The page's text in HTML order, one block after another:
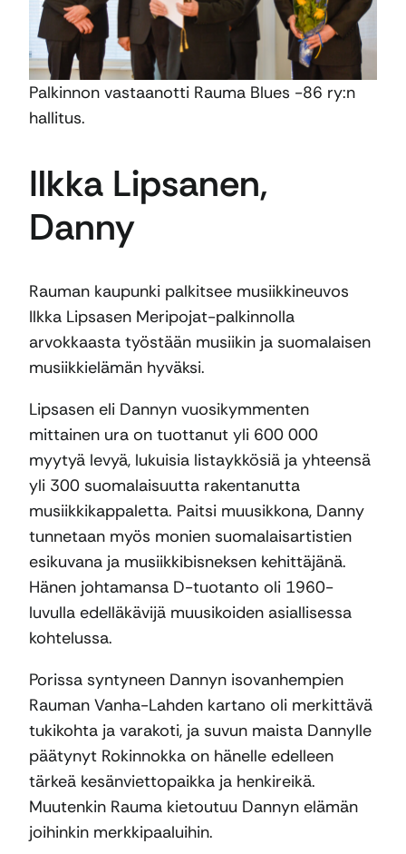
Palkinnon vastaanotti Rauma Blues -86 ry:n
hallitus.
Ilkka Lipsanen,
Danny
Rauman kaupunki palkitsee musiikkineuvos
Ilkka Lipsasen Meripojat-palkinnolla
arvokkaasta työstään musiikin ja suomalaisen
musiikkielämän hyväksi.
Lipsasen eli Dannyn vuosikymmenten
mittainen ura on tuottanut yli 600 000
myytyä levyä, lukuisia listaykkösiä ja yhteensä
yli 300 suomalaisuutta rakentanutta
musiikkikappaletta. Paitsi muusikkona, Danny
tunnetaan myös monien suomalaisartistien
esikuvana ja musiikkibisneksen kehittäjänä.
Hänen johtamansa D-tuotanto oli 1960-
luvulla edelläkävijä muusikoiden asiallisessa
kohtelussa.
Porissa syntyneen Dannyn isovanhempien
Rauman Vanha-Lahden kartano oli merkittävä
tukikohta ja varakoti, ja suvun maista Dannylle
päätynyt Rokinnokka on hänelle edelleen
tärkeä kesänviettopaikka ja henkireikä.
Muutenkin Rauma kietoutuu Dannyn elämän
joihinkin merkkipaaluihin.